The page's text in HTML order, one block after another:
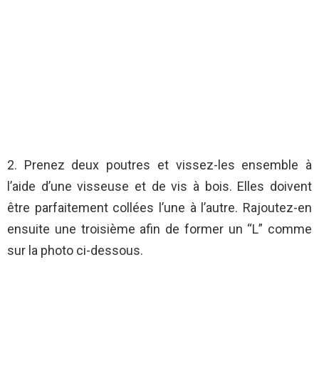
2. Prenez deux poutres et vissez-les ensemble à
l’aide d’une visseuse et de vis à bois. Elles doivent
être parfaitement collées l’une à l’autre. Rajoutez-en
ensuite une troisième afin de former un “L” comme
sur la photo ci-dessous.